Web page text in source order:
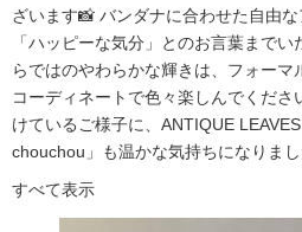
ざいます📸 バンダナに合わせた自由な
「ハッピーな気分」とのお言葉まで
らではのやわらかな輝きは、フォー
コーディネートで色々楽しんでくださ
けているご様子に、ANTIQUE
chouchou」も温かな気持ちになりまし
すべて表示